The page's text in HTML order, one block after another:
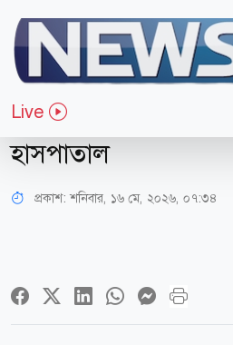
Live
সারাদেশ
ডিএনএ টেস্টে নির্দোষ
ভেঙে গেল জীবন,
হাসপাতাল
প্রকাশ:শনিবার, ১৬ মে, ২০২৬, ০৭:৩৪